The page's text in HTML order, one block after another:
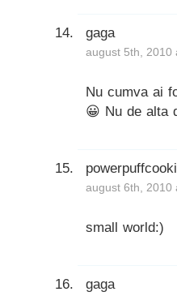
gaga
august 5th, 2010
Nu cumva ai
😀 Nu de alta
august 6th, 2010
small world:)
gaga